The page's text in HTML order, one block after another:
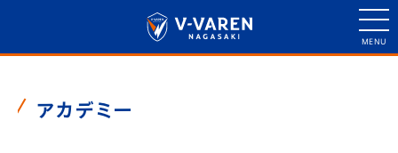
アカデミー